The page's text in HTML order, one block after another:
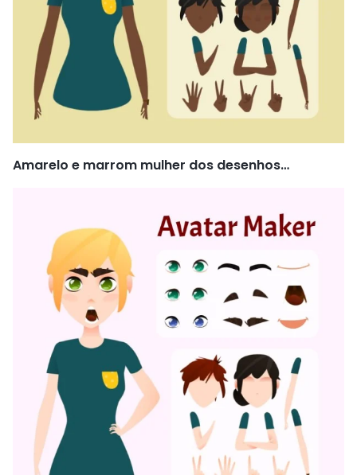
Amarelo e marrom mulher dos desenhos